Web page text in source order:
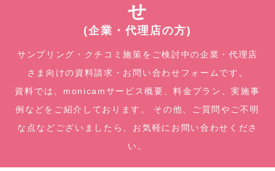
せ
(企業・代理店の方)
サンプリング・クチコミ施策をご検討中の企業・代理店
さま向けの資料請求・お問い合わせフォームです。
資料では、monicamサービス概要、料金プラン、実施事
例などをご紹介しております。
その他、ご質問やご不明
な点などございましたら、お気軽にお問い合わせくださ
い。